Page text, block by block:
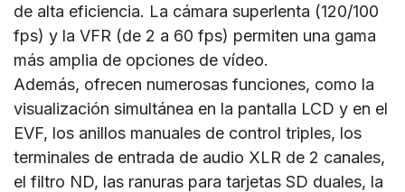
de alta eficiencia. La cámara superlenta (120/100
fps) y la VFR (de 2 a 60 fps) permiten una gama
más amplia de opciones de vídeo.
Además, ofrecen numerosas funciones, como la
visualización simultánea en la pantalla LCD y en el
EVF, los anillos manuales de control triples, los
terminales de entrada de audio XLR de 2 canales,
el filtro ND, las ranuras para tarjetas SD duales, la